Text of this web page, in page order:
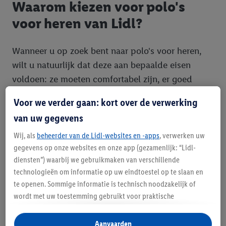
Waarom kiezen voor polo's
voor heren van Lidl?
Wanneer u op zoek bent naar polo's voor heren,
wilt u natuurlijk dat deze aan bepaalde eisen
voldoen: ze moeten comfortabel zijn, er goed
daarom een collectie die precies aan deze wensen
voldoet. Onze heren polo's zijn gemaakt van
zorgvuldig geselecteerde materialen die zacht
aanvoelen op de huid en tegelijkertijd ademend
zijn. Dit maakt ze ideaal voor zowel actieve dagen
als ontspannen momenten.
geen concessies doen aan de kwaliteit. Dankzij
Voor we verder gaan: kort over de verwerking
van uw gegevens
Wij, als beheerder van de Lidl-websites en -apps, verwerken uw
gegevens op onze websites en onze app (gezamenlijk: “Lidl-
diensten”) waarbij we gebruikmaken van verschillende
technologieën om informatie op uw eindtoestel op te slaan en
te openen. Sommige informatie is technisch noodzakelijk of
wordt met uw toestemming gebruikt voor praktische
reclame binnen en buiten de Lidl-diensten aan te bieden. Als u
Aanvaarden